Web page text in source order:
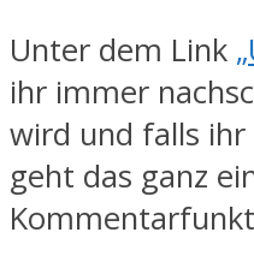
Unter dem Link
ihr immer
wird und falls
geht das ganz